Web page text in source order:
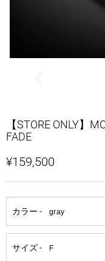
【STORE ONLY】
FADE
¥159,500